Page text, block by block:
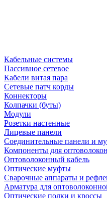
Кабельные системы
Пассивное сетевое
Кабели витая пара
Сетевые патч корды
Коннекторы
Колпачки (буты)
Модули
Розетки настенные
Лицевые панели
Соединительные панели и
Компоненты для
Оптоволоконный кабель
Оптические муфты
Сварочные аппараты и
Арматура для
Оптические полки и кроссы